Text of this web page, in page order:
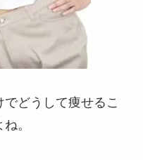
どうして痩せるこ
。